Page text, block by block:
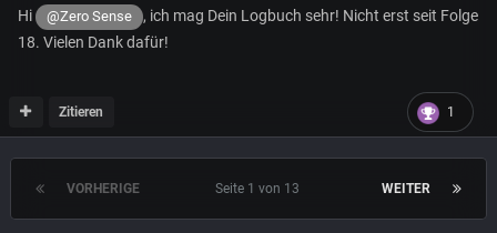
Hi @Zero Sense
, ich mag Dein Logbuch sehr! Nicht erst seit Folge
18. Vielen Dank dafür!
1
Zitieren
VORHERIGE WEITER
Seite 1 von 13